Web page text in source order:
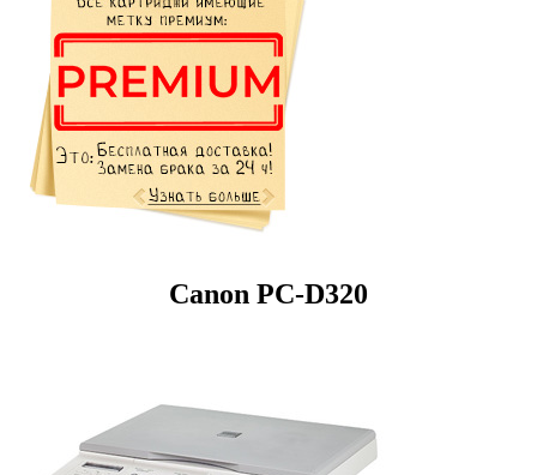
Canon PC-D320